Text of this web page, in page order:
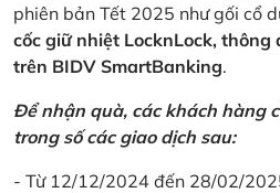
phiên bản Tết 2025 như gối cổ
cốc giữ nhiệt LocknLock,
trên BIDV SmartBanking.
Để nhận quà, các khách hàng
trong số các giao dịch sau:
- Từ 12/12/2024 đến 28/02/